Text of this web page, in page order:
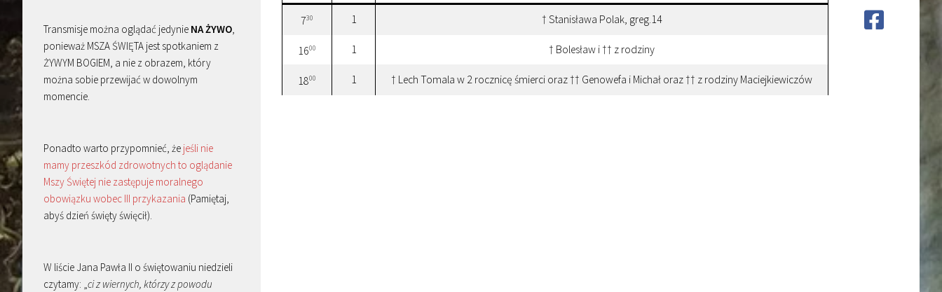
730 1 † Stanisława Polak, greg.14
1600 1 † Bolesław i †† z rodziny
1800 1 † Lech Tomala w 2 rocznicę śmierci oraz †† Genowefa i Michał oraz †† z rodziny Maciejkiewiczów
Transmisje można oglądać jedynie NA ŻYWO,
ponieważ MSZA ŚWIĘTA jest spotkaniem z
ŻYWYM BOGIEM, a nie z obrazem, który
można sobie przewijać w dowolnym
momencie.
Ponadto warto przypomnieć, że jeśli nie
mamy przeszkód zdrowotnych to oglądanie
Mszy Świętej nie zastępuje moralnego
obowiązku wobec III przykazania (Pamiętaj,
abyś dzień święty święcił).
W liście Jana Pawła II o świętowaniu niedzieli
czytamy: „ci z wiernych, którzy z powodu